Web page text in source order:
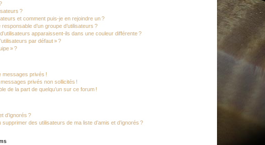
?
et comment puis-je en rejoindre un ?
d’un groupe d’utilisateurs ?
apparaissent-ils dans une couleur différente ?
par défaut » ?
» ?
messages privés !
privés non sollicités !
de la part de quelqu’un sur ce forum !
d’ignorés ?
des utilisateurs de ma liste d’amis et d’ignorés ?